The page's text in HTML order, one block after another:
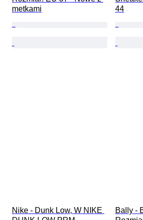
metkami
44
Nike - Dunk Low, W NIKE
Bally -